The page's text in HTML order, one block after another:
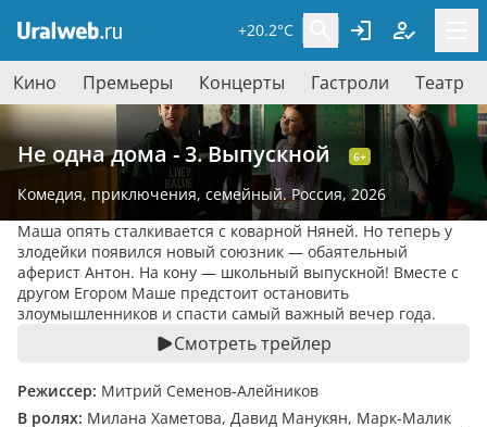
+20.2°C
Кино Премьеры Концерты Гастроли Театр
Не одна дома - 3. Выпускной 6+
Комедия, приключения, семейный. Россия, 2026
Маша опять сталкивается с коварной Няней. Но теперь у
злодейки появился новый союзник — обаятельный
аферист Антон. На кону — школьный выпускной! Вместе с
другом Егором Маше предстоит остановить
злоумышленников и спасти самый важный вечер года.
Смотреть трейлер
Режиссер: Митрий Семенов-Алейников
В ролях: Милана Хаметова, Давид Манукян, Марк-Малик